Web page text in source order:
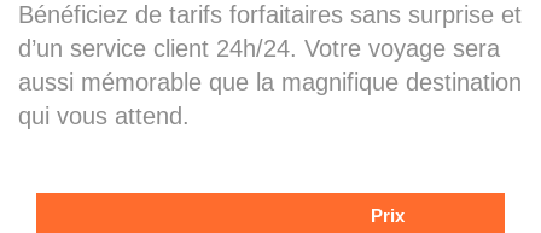
Bénéficiez de tarifs forfaitaires sans surprise et
d’un service client 24h/24. Votre voyage sera
aussi mémorable que la magnifique destination
qui vous attend.
Prix